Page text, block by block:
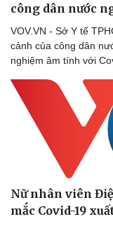
công dân nước
VOV.VN - Sở Y tế
cảnh của công dân
nghiệm âm tính với
Nữ nhân viên
mắc Covid-19